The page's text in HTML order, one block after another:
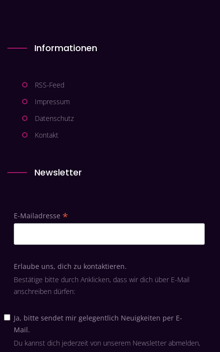
Informationen
RSS-Feed
Impressum
Datenschutz
Kontakt
Newsletter
E-Mailadresse *
Erlaube uns, dich zu kontaktieren.
Bestätige bitte durch Anklicken, dass wir dich über E-Mail
anschreiben dürfen:
Ja, bitte sendet mir gelegentlich Neuigkeiten per E-
Mail.
Du kannst dich jederzeit von unserem Newsletter abmelden,